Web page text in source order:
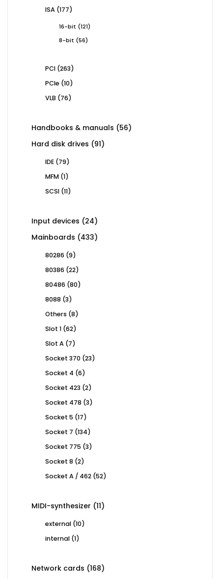
ISA 177177
16-bit 121121
8-bit
5656
PCI 263263
PCIe 1010
VLB 7676
Handbooks & manuals 5656
Hard disk drives 9191
IDE 7979
MFM 11
SCSI 1111
Input devices 2424
products
Mainboards 433433
80286 99
80386 2222
80486 8080
8088 33
Others 88
Slot 1 6262
Slot A 77
Socket 370 2323
Socket 4 66
Socket 423 22
Socket 478 33
Socket 5 1717
Socket 7 134134
Socket 775 33
Socket 8 22
Socket A / 462 5252
MIDI-synthesizer 1111
external 1010
internal 11
Network cards 168168